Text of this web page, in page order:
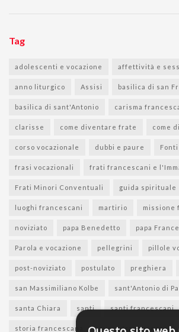
Tag
adolescenti e vocazione affettività e
anno liturgico Assisi basilica di san
basilica di sant'Antonio carisma
clarisse come diventare frate come
corso vocazionale dubbi e paure
frasi vocazionali frati francescani e
Frati Minori Conventuali guida spirituale
luoghi francescani martirio missione
noviziato papa Benedetto papa
Parola e vocazione pellegrini pillole
post-noviziato postulato preghiera
san Massimiliano Kolbe sant'Antonio di
santa Chiara santi santi francescani
storia francescana suore francescane